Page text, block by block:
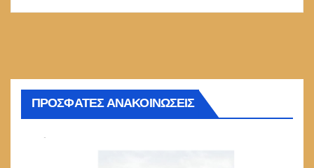
ΠΡΟΣΦΑΤΕΣ ΑΝΑΚΟΙΝΩΣΕΙΣ